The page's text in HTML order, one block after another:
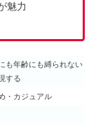
魅力
も年齢にも縛られない
する
・カジュアル